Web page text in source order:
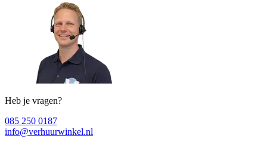
Heb je vragen?
085 250 0187
info@verhuurwinkel.nl